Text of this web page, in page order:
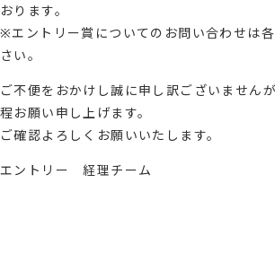
おります。
※エントリー賞についてのお問い合わせは
さい。
ご不便をおかけし誠に申し訳ございません
程お願い申し上げます。
ご確認よろしくお願いいたします。
エントリー 経理チーム